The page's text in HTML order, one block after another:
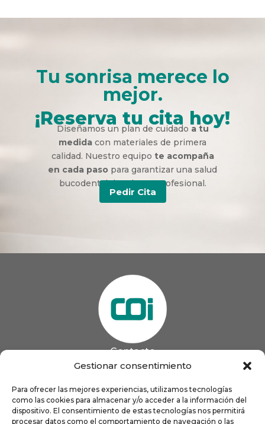
Gestionar consentimiento
Para ofrecer las mejores experiencias, utilizamos tecnologías
como las cookies para almacenar y/o acceder a la información del
dispositivo. El consentimiento de estas tecnologías nos permitirá
procesar datos como el comportamiento de navegación o las
Tu sonrisa merece lo
mejor.
¡Reserva tu cita hoy!
Diseñamos un plan de cuidado a tu
medida con materiales de primera
calidad. Nuestro equipo te acompaña
en cada paso para garantizar una salud
bucodental duradera y profesional.
Pedir Cita
Contacto
 coigijon@gmail.com
Horario
Lun
9:00 a 13:00 - 16:00 a 21:00
Mar
9:00 a 13:00 - 16:00 a 20:00